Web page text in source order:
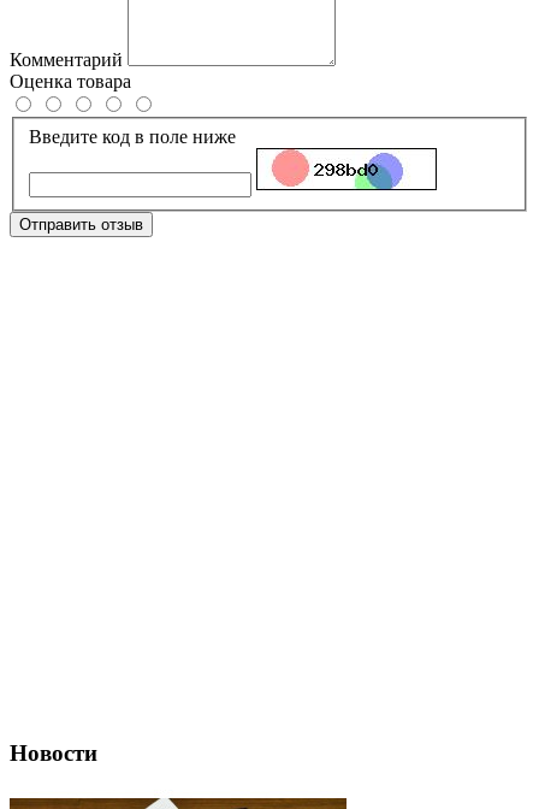
Комментарий
Оценка товара
Введите код в поле ниже
Отправить отзыв
Новости